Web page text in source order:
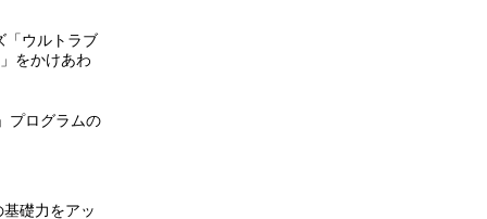
「ウルトラブ
をかけあわ
プログラムの
礎力をアッ